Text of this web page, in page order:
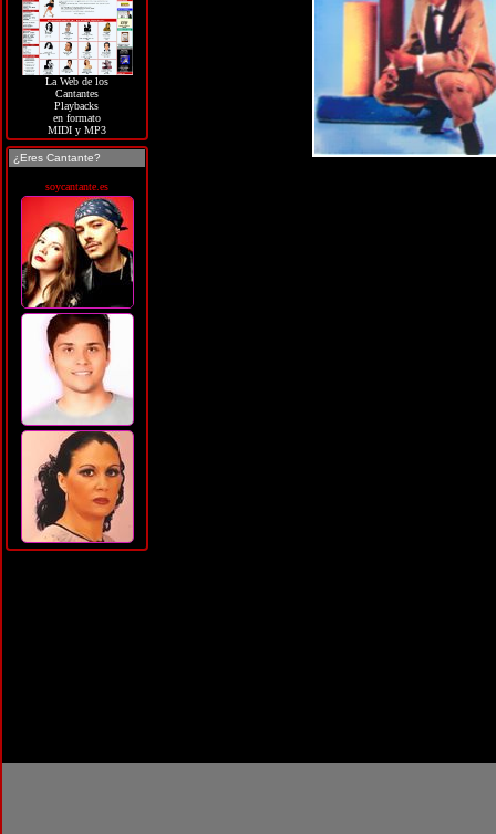
La Web de los
Cantantes
Playbacks
en formato
MIDI y MP3
¿Eres Cantante?
soycantante.es